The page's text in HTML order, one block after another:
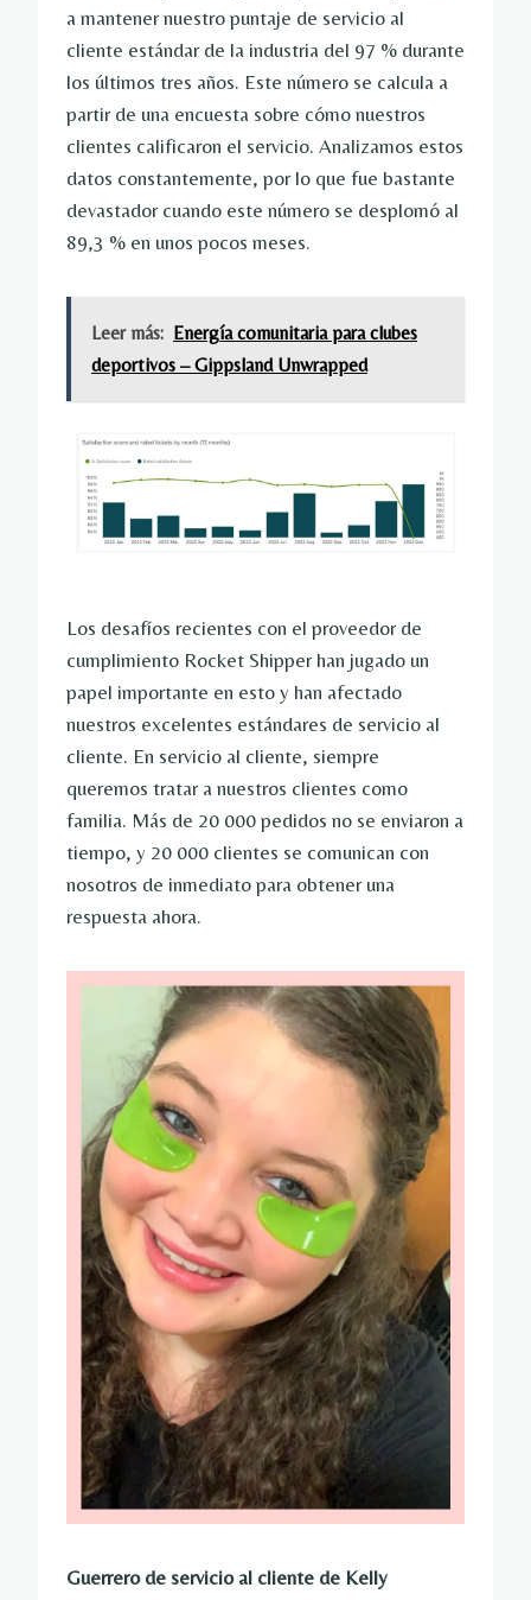
a mantener nuestro puntaje de servicio al
cliente estándar de la industria del 97 % durante
los últimos tres años. Este número se calcula a
partir de una encuesta sobre cómo nuestros
clientes calificaron el servicio. Analizamos estos
datos constantemente, por lo que fue bastante
devastador cuando este número se desplomó al
89,3 % en unos pocos meses.
Leer más: Energía comunitaria para clubes
deportivos – Gippsland Unwrapped
Los desafíos recientes con el proveedor de
cumplimiento Rocket Shipper han jugado un
papel importante en esto y han afectado
nuestros excelentes estándares de servicio al
cliente. En servicio al cliente, siempre
queremos tratar a nuestros clientes como
familia. Más de 20 000 pedidos no se enviaron a
tiempo, y 20 000 clientes se comunican con
nosotros de inmediato para obtener una
respuesta ahora.
Guerrero de servicio al cliente de Kelly